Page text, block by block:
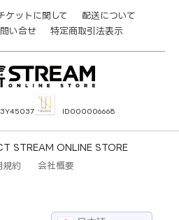
ID000006668
ケットに関して
配送について
い合せ 特定商取引法表示
STREAM ONLINE STORE
規約
会社概要